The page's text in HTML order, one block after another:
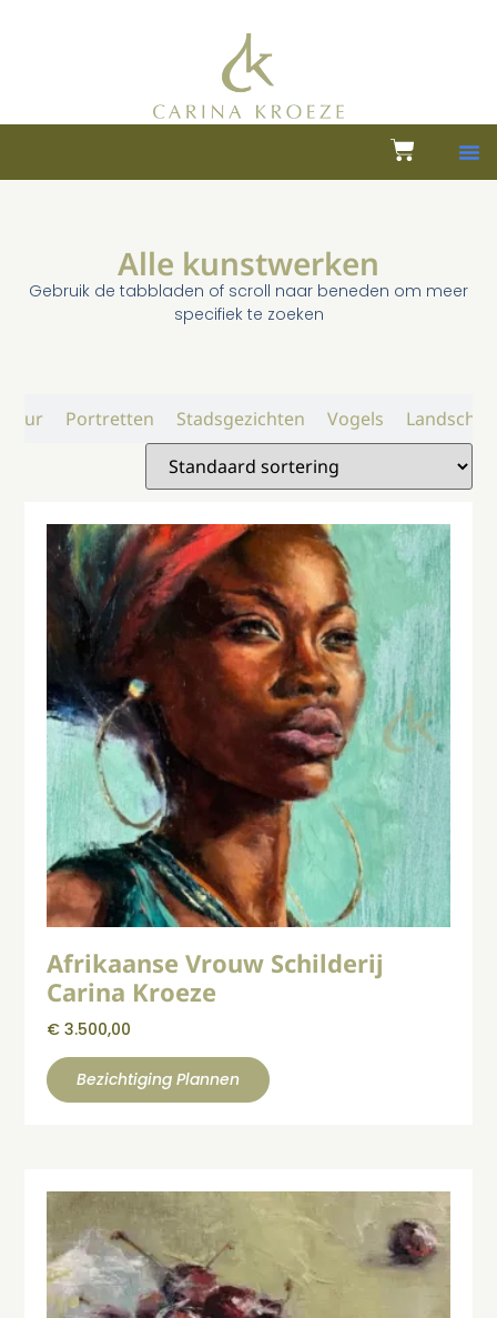
Alle kunstwerken
Gebruik de tabbladen of scroll naar beneden om meer
specifiek te zoeken
Portretten Stadsgezichten Vogels Landschap
Afrikaanse Vrouw Schilderij
Carina Kroeze
€ 3.500,00
Bezichtiging Plannen